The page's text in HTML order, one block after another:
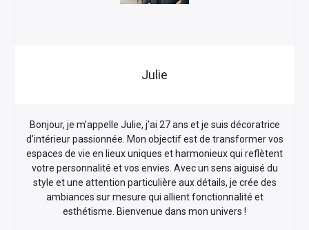
Julie
Bonjour, je m’appelle Julie, j’ai 27 ans et je suis décoratrice
d’intérieur passionnée. Mon objectif est de transformer vos
espaces de vie en lieux uniques et harmonieux qui reflètent
votre personnalité et vos envies. Avec un sens aiguisé du
style et une attention particulière aux détails, je crée des
ambiances sur mesure qui allient fonctionnalité et
esthétisme. Bienvenue dans mon univers !